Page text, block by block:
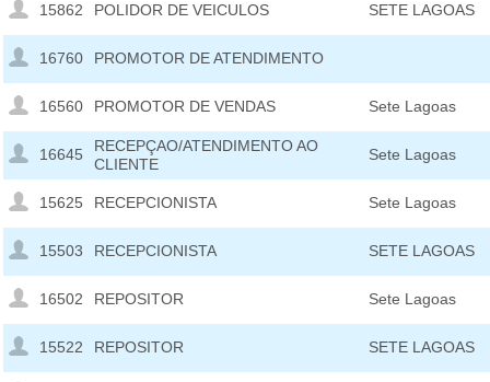
15862 POLIDOR DE VEICULOS SETE LAGOAS
16760 PROMOTOR DE ATENDIMENTO
16560 PROMOTOR DE VENDAS Sete Lagoas
16645
RECEPÇAO/ATENDIMENTO AO
CLIENTE
Sete Lagoas
15625 RECEPCIONISTA Sete Lagoas
15503 RECEPCIONISTA SETE LAGOAS
16502 REPOSITOR Sete Lagoas
15522 REPOSITOR SETE LAGOAS